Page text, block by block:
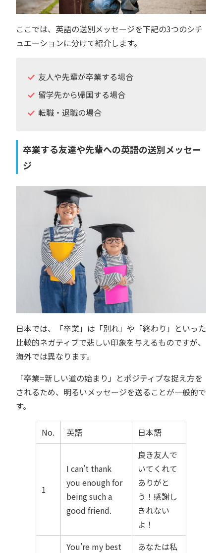
ここでは、英語の送別メッセージを下記の3つのシチ
ュエーションに分けて紹介します。
友人や先輩が卒業する場合
留学先から帰国する場合
転職・退職の場合
卒業する友達や先輩への英語の送別メッセー
ジ
日本では、「卒業」は「別れ」や「終わり」といった
比較的ネガティブで悲しい印象を与えるものですが、
海外では異なります。
「卒業=新しい道の始まり」とポジティブな捉え方を
されるため、明るいメッセージを送ることが一般的で
す。
No. 英語 日本語
1
I can’t thank
you enough for
being such a
good friend.
良き友人で
いてくれて
ありがと
う！感謝し
きれない
よ！
You’re my best
あなたは私